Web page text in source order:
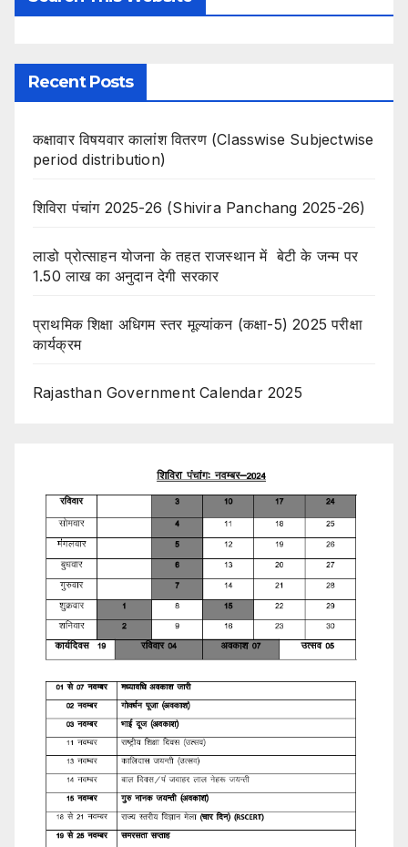
Recent Posts
कक्षावार विषयवार कालांश वितरण (Classwise Subjectwise
period distribution)
शिविरा पंचांग 2025-26 (Shivira Panchang 2025-26)
लाडो प्रोत्साहन योजना के तहत राजस्थान में बेटी के जन्म पर
1.50 लाख का अनुदान देगी सरकार
प्राथमिक शिक्षा अधिगम स्तर मूल्यांकन (कक्षा-5) 2025 परीक्षा
कार्यक्रम
Rajasthan Government Calendar 2025